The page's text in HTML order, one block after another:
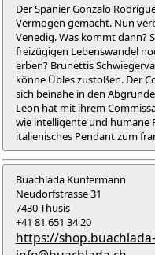
Der Spanier Gonzalo
Vermögen gemacht. Nun
Venedig. Was kommt dann?
freizügigen Lebenswandel
erben? Brunettis
könne Übles zustoßen. Der
sich beinahe in den
Leon hat mit ihrem
wie intelligente und humane
italienisches Pendant zum
Buachlada Kunfermann
Neudorfstrasse 31
7430 Thusis
+41 81 651 34 20
https://